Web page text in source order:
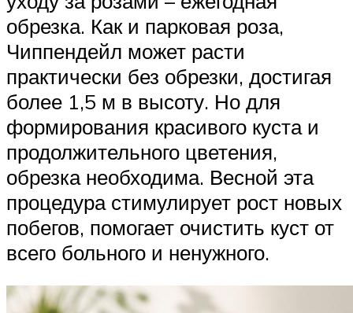
обрезка. Как и парковая роза,
Чиппендейл может расти
практически без обрезки, достигая
более 1,5 м в высоту. Но для
формирования красивого куста и
продолжительного цветения,
обрезка необходима. Весной эта
процедура стимулирует рост новых
побегов, помогает очистить куст от
всего больного и ненужного.